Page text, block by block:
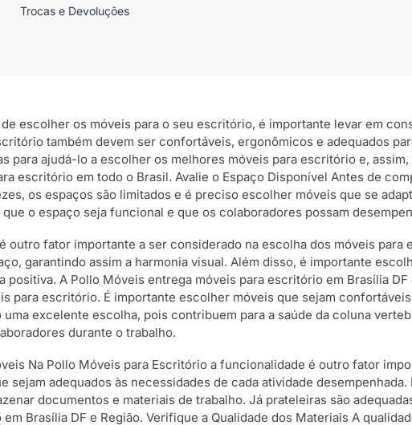
Trocas e Devoluções
escolher os móveis para o seu escritório, é importante levar em
também devem ser confortáveis, ergonômicos e adequados
para ajudá-lo a escolher os melhores móveis para escritório e,
escritório em todo o Brasil. Avalie o Espaço Disponível Antes de
os espaços são limitados e é preciso escolher móveis que se
o espaço seja funcional e que os colaboradores possam
outro fator importante a ser considerado na escolha dos móveis para
garantindo assim a harmonia visual. Além disso, é importante
A Pollo Móveis entrega móveis para escritório em Brasília
para escritório. É importante escolher móveis que sejam
excelente escolha, pois contribuem para a saúde da coluna
durante o trabalho.
Na Pollo Móveis para Escritório a funcionalidade é outro fator
adequados às necessidades de cada atividade
documentos e materiais de trabalho. Já prateleiras são
Brasília DF e Região. Verifique a Qualidade dos Materiais A